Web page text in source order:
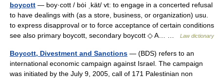
boycott — boy·cott / bȯi ˌkät/ vt: to engage in a concerted refusal
to have dealings with (as a store, business, or organization) usu.
to express disapproval or to force acceptance of certain conditions
see also primary boycott, secondary boycott ◇ A… …
Law dictionary
Boycott, Divestment and Sanctions — (BDS) refers to an
international economic campaign against Israel. The campaign
was initiated by the July 9, 2005, call of 171 Palestinian non